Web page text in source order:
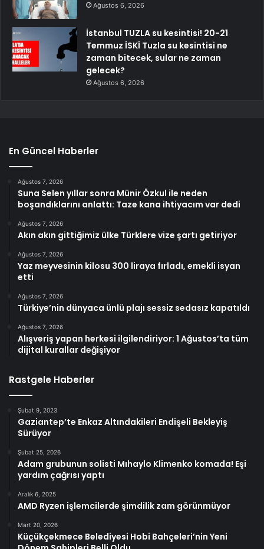
Ağustos 6, 2026
İstanbul TUZLA su kesintisi! 20-21
Temmuz İSKİ Tuzla su kesintisi ne
zaman bitecek, sular ne zaman
gelecek?
Ağustos 6, 2026
En Güncel Haberler
Ağustos 7, 2026
Suna Selen yıllar sonra Münir Özkul ile neden
boşandıklarını anlattı: Taze kana ihtiyacım var dedi
Ağustos 7, 2026
Akın akın gittiğimiz ülke Türklere vize şartı getiriyor
Ağustos 7, 2026
Yaz meyvesinin kilosu 300 liraya fırladı, emekli isyan
etti
Ağustos 7, 2026
Türkiye’nin dünyaca ünlü plajı sessiz sedasız kapatıldı
Ağustos 7, 2026
Alışveriş yapan herkesi ilgilendiriyor: 1 Ağustos’ta tüm
dijital kurallar değişiyor
Rastgele Haberler
Şubat 9, 2023
Gaziantep’te Enkaz Altındakileri Endişeli Bekleyiş
Sürüyor
Şubat 25, 2026
Adam grubunun solisti Mıhaylo Klimenko komada! Eşi
yardım çağrısı yaptı
Aralık 6, 2025
AMD Ryzen işlemcilerde şimdilik zam görünmüyor
Mart 20, 2026
Küçükçekmece Belediyesi Hobi Bahçeleri’nin Yeni